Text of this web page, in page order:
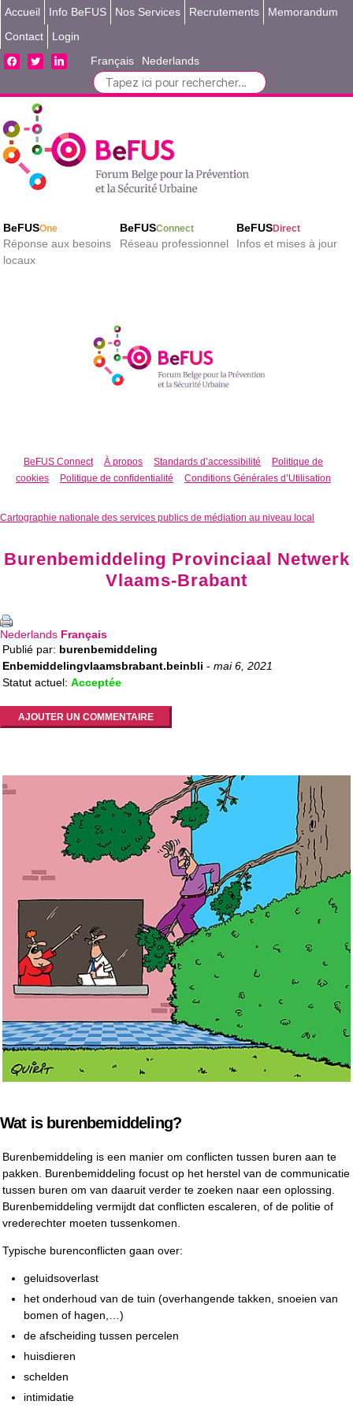
Accueil Info BeFUS Nos Services Recrutements
Memorandum
Contact
Login
facebooktwitterlinkedin Français Nederlands
Search
for:
BeFUSOne
Réponse aux besoins
locaux
BeFUSConnect
Réseau professionnel
BeFUSDirect
Infos et mises à jour
BeFUS Connect À propos Standards d’accessibilité
Politique de
cookies
Politique de confidentialité Conditions Générales d’Utilisation
Cartographie nationale des services publics de médiation au niveau local
Burenbemiddeling Provinciaal Netwerk
Vlaams-Brabant
Nederlands Français
Publié par: burenbemiddeling
Enbemiddelingvlaamsbrabant.beinbli - mai 6, 2021
Statut actuel: Acceptée
AJOUTER UN COMMENTAIRE
Wat is burenbemiddeling?
Burenbemiddeling is een manier om conflicten tussen buren aan te
pakken. Burenbemiddeling focust op het herstel van de communicatie
tussen buren om van daaruit verder te zoeken naar een oplossing.
Burenbemiddeling vermijdt dat conflicten escaleren, of de politie of
vrederechter moeten tussenkomen.
Typische burenconflicten gaan over:
geluidsoverlast
het onderhoud van de tuin (overhangende takken, snoeien van
bomen of hagen,…)
de afscheiding tussen percelen
huisdieren
schelden
intimidatie